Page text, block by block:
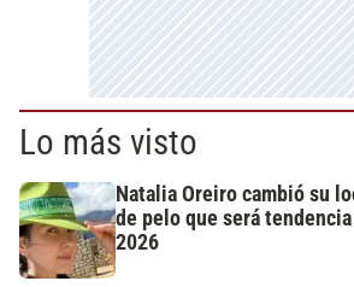
Lo más visto
Natalia Oreiro cambió su
de pelo que será
2026